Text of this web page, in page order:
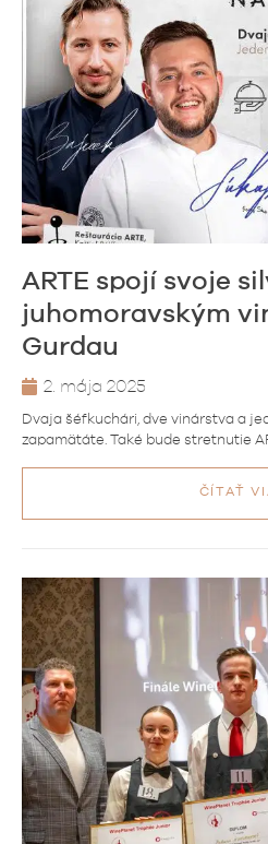
ARTE spojí svoje
juhomoravským
Gurdau
2. mája 2025
Dvaja šéfkuchári, dve vinárstva a
zapamätáte. Také bude stretnutie
ČÍTAŤ